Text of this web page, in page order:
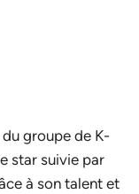
groupe de K-
star suivie par
à son talent et